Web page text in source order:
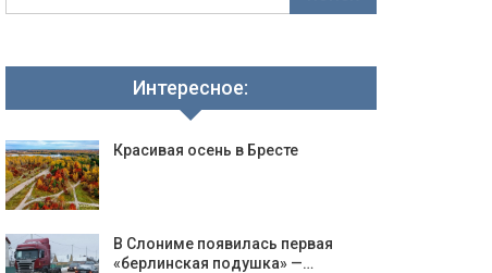
Интересное:
Красивая осень в Бресте
В Слониме появилась первая
«берлинская подушка» —…